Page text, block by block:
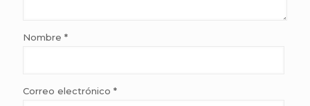
Nombre *
Correo electrónico *